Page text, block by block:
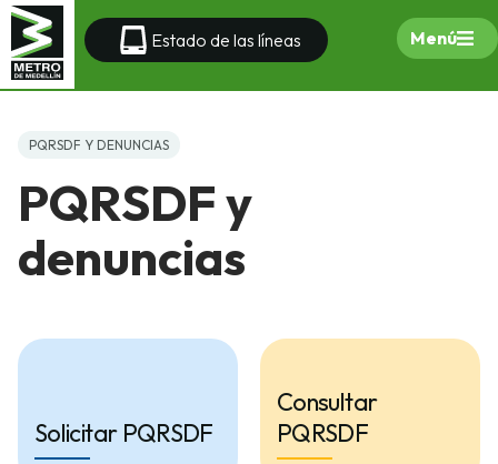
Estado de las líneas Menú
PQRSDF Y DENUNCIAS
PQRSDF y
denuncias
Solicitar PQRSDF
Consultar
PQRSDF